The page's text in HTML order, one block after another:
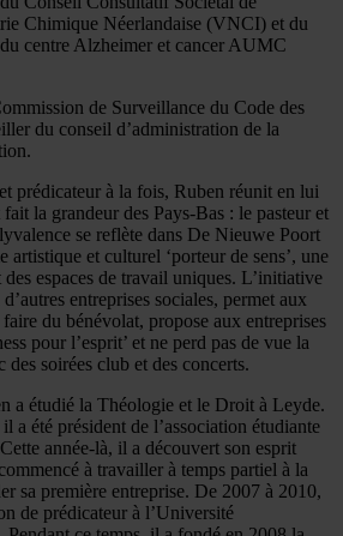
Chimique Néerlandaise (VNCI) et du
centre Alzheimer et cancer AUMC
de Surveillance du Code des
du conseil d’administration de la
prédicateur à la fois, Ruben réunit en lui
la grandeur des Pays-Bas : le pasteur et
se reflète dans De Nieuwe Poort
artistique et culturel ‘porteur de sens’, une
espaces de travail uniques. L’initiative
entreprises sociales, permet aux
du bénévolat, propose aux entreprises
pour l’esprit’ et ne perd pas de vue la
soirées club et des concerts.
a étudié la Théologie et le Droit à Leyde.
a été président de l’association étudiante
année-là, il a découvert son esprit
à travailler à temps partiel à la
sa première entreprise. De 2007 à 2010,
de prédicateur à l’Université